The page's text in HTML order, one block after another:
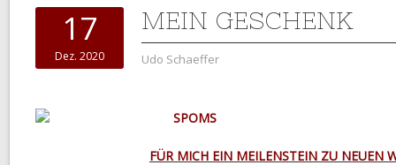
17
Dez. 2020
MEIN GESCHENK
Udo Schaeffer
FÜR MICH EIN MEILENSTEIN ZU NEUEN